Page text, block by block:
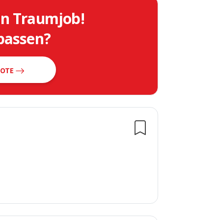
Traumjob!